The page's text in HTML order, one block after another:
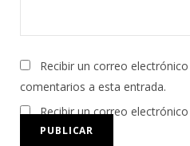
Recibir un correo
comentarios a esta entrada.
Recibir un correo